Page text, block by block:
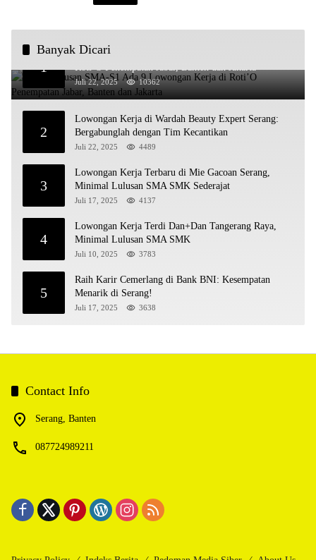
Banyak Dicari
1
Untuk Lulusan SMA-S1 Ada 9 Lowongan Kerja di
Roti’O Penempatan Jabar, Banten dan Jakarta
Juli 22, 2025 10362
2
Lowongan Kerja di Wardah Beauty Expert Serang:
Bergabunglah dengan Tim Kecantikan
Juli 22, 2025 4489
3
Lowongan Kerja Terbaru di Mie Gacoan Serang,
Minimal Lulusan SMA SMK Sederajat
Juli 17, 2025 4137
4
Lowongan Kerja Terdi Dan+Dan Tangerang Raya,
Minimal Lulusan SMA SMK
Juli 10, 2025 3783
5
Raih Karir Cemerlang di Bank BNI: Kesempatan
Menarik di Serang!
Juli 17, 2025 3638
Contact Info
Serang, Banten
087724989211